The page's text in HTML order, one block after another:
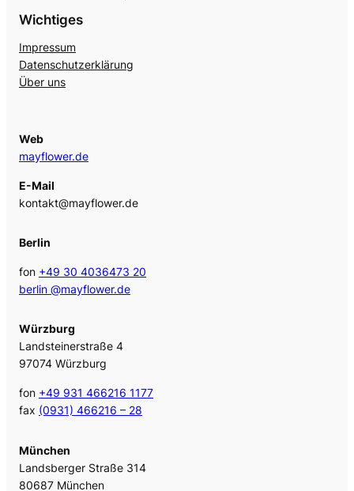
Wichtiges
Impressum
Datenschutzerklärung
Über uns
Web
mayflower.de
E-Mail
kontakt@mayflower.de
Berlin
fon +49 30 4036473 20
berlin @mayflower.de
Würzburg
Landsteinerstraße 4
97074 Würzburg
fon +49 931 466216 1177
fax (0931) 466216 – 28
München
Landsberger Straße 314
80687 München